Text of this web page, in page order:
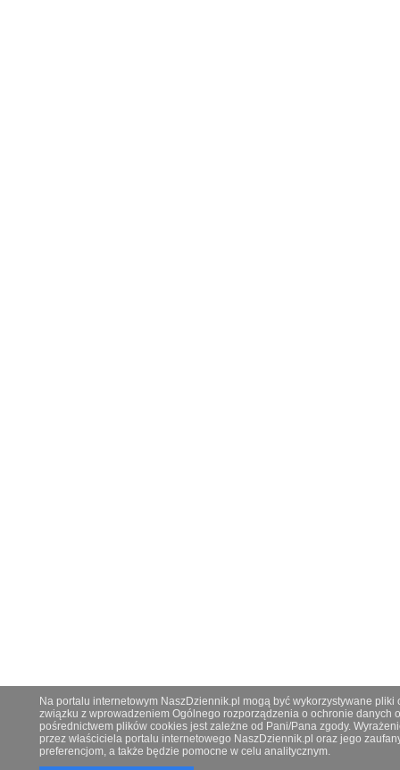
Na portalu internetowym NaszDziennik.pl mogą być wykorzystywane
związku z wprowadzeniem Ogólnego rozporządzenia o ochronie danych
pośrednictwem plików cookies jest zależne od Pani/Pana zgody.
przez właściciela portalu internetowego NaszDziennik.pl oraz jego
preferencjom, a także będzie pomocne w celu analitycznym.